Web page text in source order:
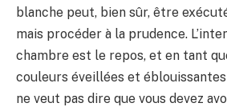
blanche peut, bien sûr, être
mais procéder à la prudence.
chambre est le repos, et en tant
couleurs éveillées et
ne veut pas dire que vous devez